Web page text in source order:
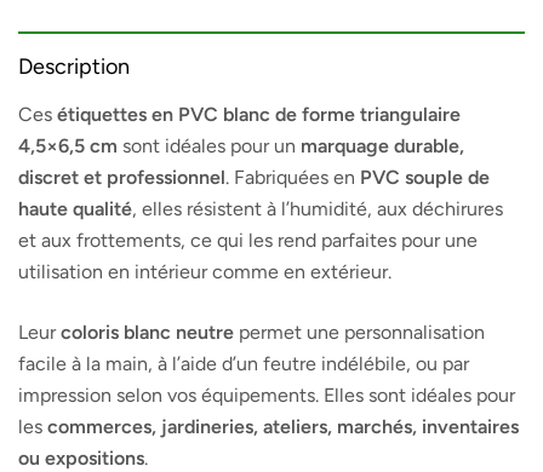
Description
Ces étiquettes en PVC blanc de forme triangulaire
4,5×6,5 cm sont idéales pour un marquage durable,
discret et professionnel. Fabriquées en PVC souple de
haute qualité, elles résistent à l’humidité, aux déchirures
et aux frottements, ce qui les rend parfaites pour une
utilisation en intérieur comme en extérieur.
Leurcoloris blanc neutre permet une personnalisation
facile à la main, à l’aide d’un feutre indélébile, ou par
impression selon vos équipements. Elles sont idéales pour
les commerces, jardineries, ateliers, marchés, inventaires
ou expositions.